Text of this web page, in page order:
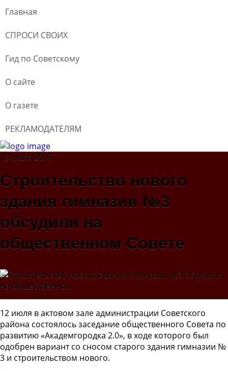
Главная
СПРОСИ СВОИХ
Гид по Советскому
О сайте
О газете
РЕКЛАМОДАТЕЛЯМ
15 июля 2019
Строительство нового
здания гимназии №3
обсудили на
общественном Совете
12 июля в актовом зале администрации Советского
района состоялось заседание общественного Совета по
развитию «Академгородка 2.0», в ходе которого был
одобрен вариант со сносом старого здания гимназии №
3 и строительством нового.